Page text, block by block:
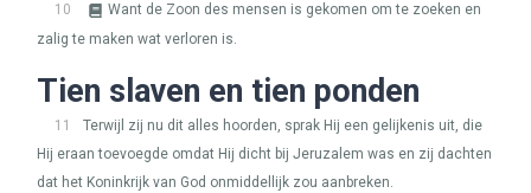
10
Want de Zoon des mensen is gekomen om te zoeken en
zalig te maken wat verloren is.
Tien slaven en tien ponden
11
Terwijl zij nu dit alles hoorden, sprak Hij een gelijkenis uit, die
Hij eraan toevoegde omdat Hij dicht bij Jeruzalem was en zij dachten
dat het Koninkrijk van God onmiddellijk zou aanbreken.